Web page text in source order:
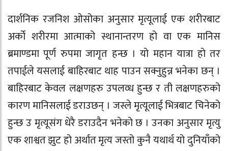
दार्शनिक रजनिश ओसोका अनुसार मृत्यूलाई एक शरीरबाट
अर्को शरीरमा आत्माको स्थानान्तरण हो वा एक मानिस
ब्रमाण्डमा पूर्ण रुपमा जागृत हन्छ । यो महान यात्रा हो तर
तपाईले यसलाई बाहिरबाट थाह पाउन सक्नुहुन्न भनेका छन् ।
बाहिरबाट केवल लक्षणहरु उपलव्ध हुन्छ र ती लक्षणहरुको
कारण मानिसलाई डराउछन् । जस्ले मृत्यूलाई भित्रबाट चिनेको
हुन्छ उ मृत्यूसंग धेरै डराउदैन भनेको छ । उनका अनुसार मृत्यु
एक शाश्वत झुट हो अर्थात मृत्य जस्तो कुनै यथार्थ यो दुनियाँको